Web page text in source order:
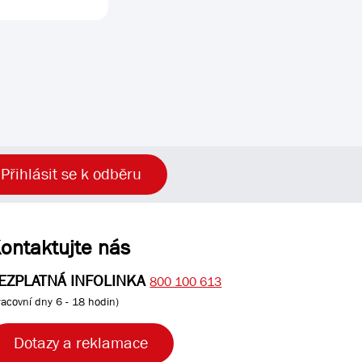
Přihlásit se k odběru
nás
INFOLINKA 800 100 613
dny 6 - 18 hodin)
Dotazy a reklamace